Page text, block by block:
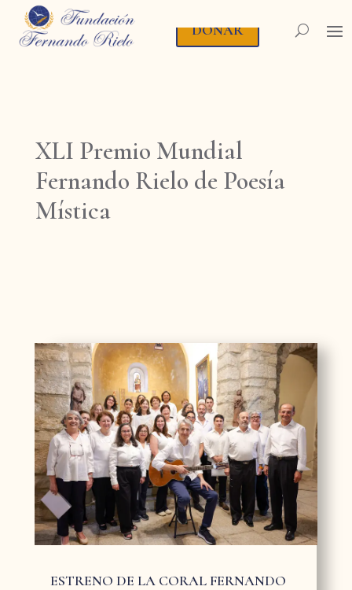
DONAR
XLI Premio Mundial
Fernando Rielo de Poesía
Mística
ESTRENO DE LA CORAL FERNANDO